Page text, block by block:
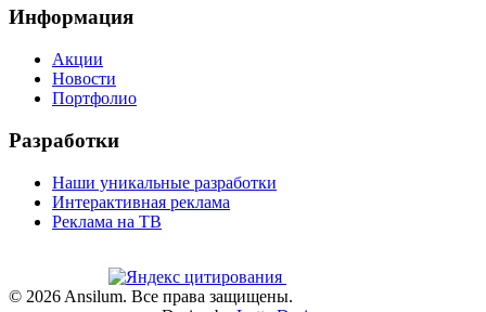
Информация
Акции
Новости
Портфолио
Разработки
Наши уникальные разработки
Интерактивная реклама
Реклама на ТВ
© 2026 Ansilum. Все права защищены.